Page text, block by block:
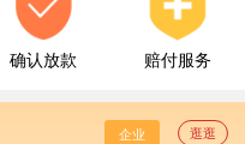
确认放款 赔付服务
企业 逛逛